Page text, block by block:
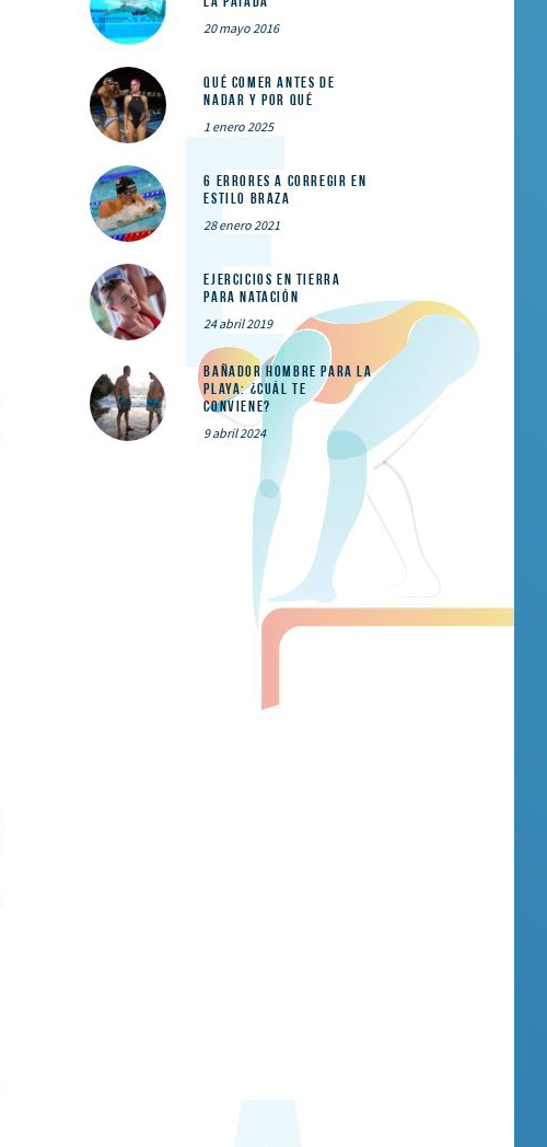
20 mayo 2016
Qué comer ANTES de
nadar y por qué
1 enero 2025
6 errores a corregir en
estilo braza
28 enero 2021
Ejercicios en tierra
para natación
24 abril 2019
Bañador hombre para la
playa: ¿cuál te
conviene?
9 abril 2024